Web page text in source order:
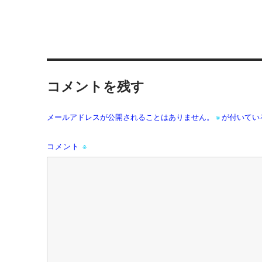
コメントを残す
メールアドレスが公開されることはありません。 ※が付いてい
コメント※